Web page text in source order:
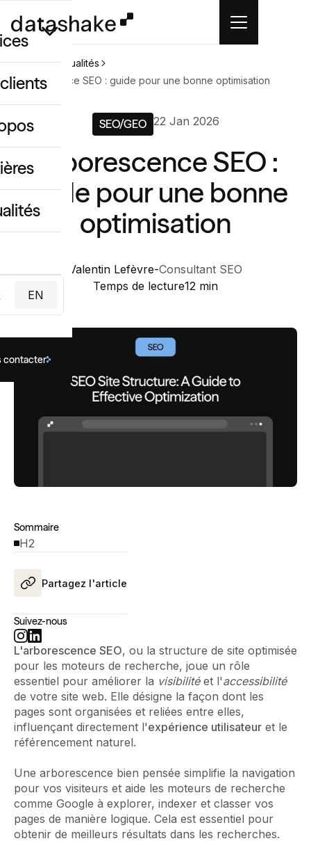
créatif IA
EN
contacter
Accueil
Actualités
Arborescence SEO : guide pour une bonne optimisation
SEO/GEO 22 Jan 2026
Arborescence SEO :
guide pour une bonne
optimisation
Valentin Lefèvre-Consultant SEO
Temps de lecture12 min
Sommaire
H2
Partagez l'article
Suivez-nous
L'arborescence SEO, ou la structure de site optimisée
pour les moteurs de recherche, joue un rôle
essentiel pour améliorer la visibilitéet l'accessibilité
de votre site web. Elle désigne la façon dont les
pages sont organisées et reliées entre elles,
influençant directement l'expérience utilisateur et le
référencement naturel.
Une arborescence bien pensée simplifie la navigation
pour vos visiteurs et aide les moteurs de recherche
comme Google à explorer, indexer et classer vos
pages de manière logique. Cela est essentiel pour
obtenir de meilleurs résultats dans les recherches.